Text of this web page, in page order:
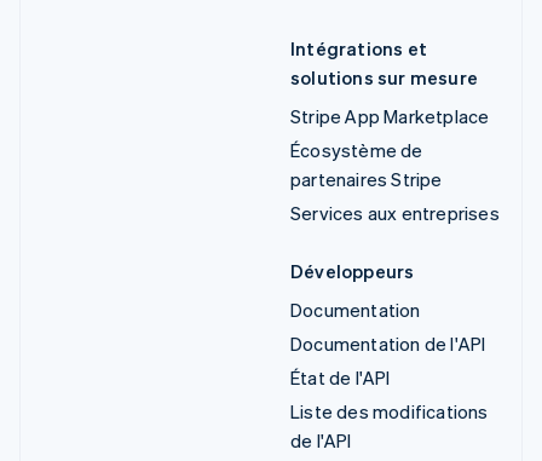
Intégrations et
solutions sur mesure
Stripe App Marketplace
Écosystème de
partenaires Stripe
Services aux entreprises
Développeurs
Documentation
Documentation de l'API
État de l'API
Liste des modifications
de l'API